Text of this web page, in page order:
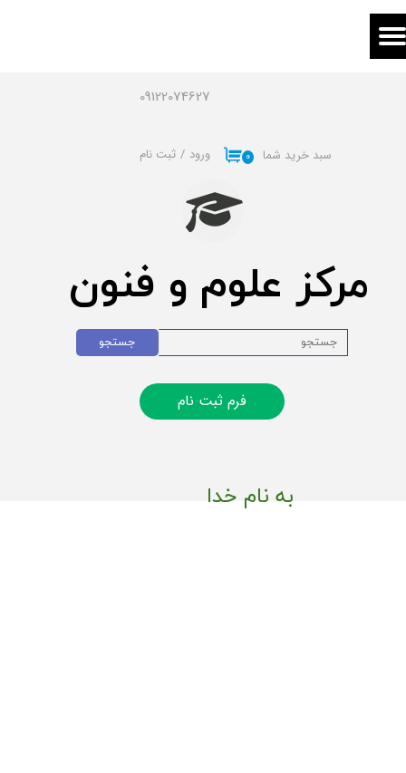
09122074627
مرکز علوم و فنون
۰ سبد خرید شما ورود / ثبت نام
حساب کاربری من
خروج از حساب کاربری
فرم ثبت نام
جستجو
به نام خدا